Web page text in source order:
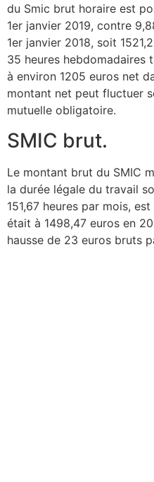
du Smic brut horaire est
1er janvier 2019, contre
1er janvier 2018, soit
35 heures hebdomadaires
à environ 1205 euros net
montant net peut fluctuer
mutuelle obligatoire.
SMIC brut.
Le montant brut du SMIC
la durée légale du travail
151,67 heures par mois, est
était à 1498,47 euros en
hausse de 23 euros bruts